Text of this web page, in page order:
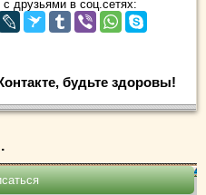
друзьями в соц.сетях:
будьте здоровы!
.